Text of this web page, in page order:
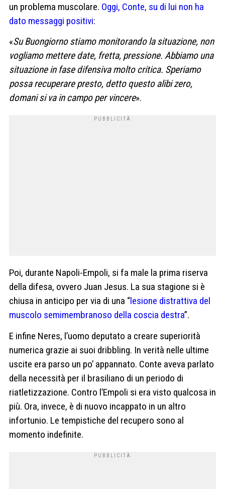
un problema muscolare. Oggi, Conte, su di lui non ha
dato messaggi positivi:
«Su Buongiorno stiamo monitorando la situazione, non
vogliamo mettere date, fretta, pressione. Abbiamo una
situazione in fase difensiva molto critica. Speriamo
possa recuperare presto, detto questo alibi zero,
domani si va in campo per vincere».
Poi, durante Napoli-Empoli, si fa male la prima riserva
della difesa, ovvero Juan Jesus. La sua stagione si è
chiusa in anticipo per via di una “lesione distrattiva del
muscolo semimembranoso della coscia destra”.
E infine Neres, l’uomo deputato a creare superiorità
numerica grazie ai suoi dribbling. In verità nelle ultime
uscite era parso un po’ appannato. Conte aveva parlato
della necessità per il brasiliano di un periodo di
riatletizzazione. Contro l’Empoli si era visto qualcosa in
più. Ora, invece, è di nuovo incappato in un altro
infortunio. Le tempistiche del recupero sono al
momento indefinite.